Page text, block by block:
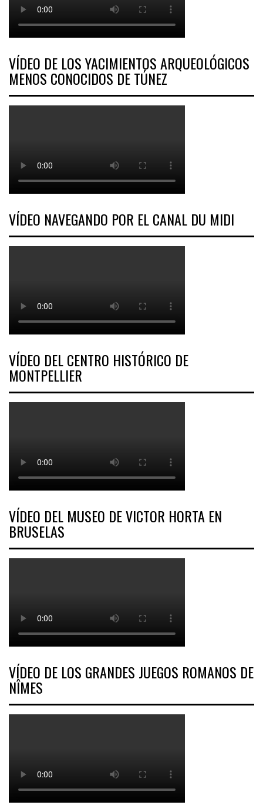
VÍDEO DE LOS YACIMIENTOS ARQUEOLÓGICOS
MENOS CONOCIDOS DE TÚNEZ
VÍDEO NAVEGANDO POR EL CANAL DU MIDI
VÍDEO DEL CENTRO HISTÓRICO DE
MONTPELLIER
VÍDEO DEL MUSEO DE VICTOR HORTA EN
BRUSELAS
VÍDEO DE LOS GRANDES JUEGOS ROMANOS DE
NÎMES